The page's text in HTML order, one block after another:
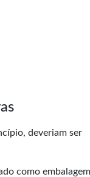
deveriam ser
como